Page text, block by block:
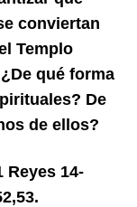
conviertan
Templo
qué forma
De
de ellos?
Reyes 14-